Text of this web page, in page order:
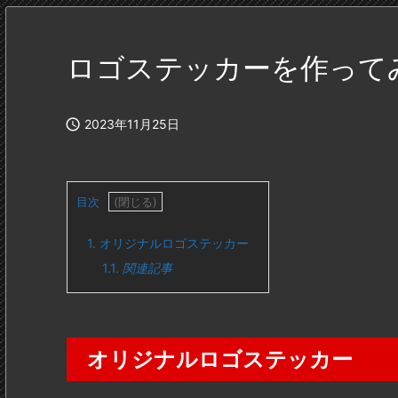
ロゴステッカーを作って
 2023年11月25日
目次
1. オリジナルロゴステッカー
1.1. 関連記事
オリジナルロゴステッカー